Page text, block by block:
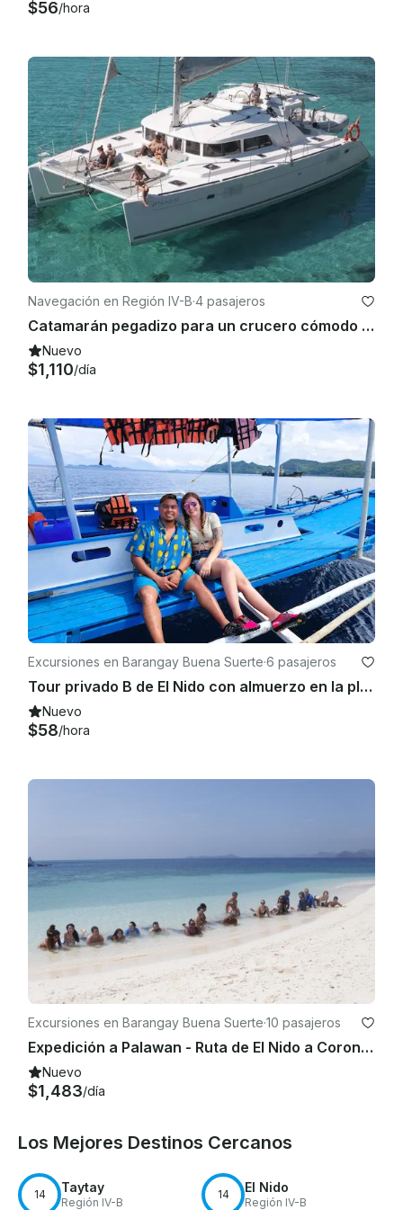
$56/hora
Navegación en Región IV-B·4 pasajeros
Catamarán pegadizo para un crucero cómodo en El Nido o Coron, MIMAROPA
Nuevo
$1,110/día
Excursiones en Barangay Buena Suerte·6 pasajeros
Tour privado B de El Nido con almuerzo en la playa
Nuevo
$58/hora
Excursiones en Barangay Buena Suerte·10 pasajeros
Expedición a Palawan - Ruta de El Nido a Coron - 3 días y 2 noches
Nuevo
$1,483/día
Los Mejores Destinos Cercanos
14 Taytay
Región IV-B
14 El Nido
Región IV-B